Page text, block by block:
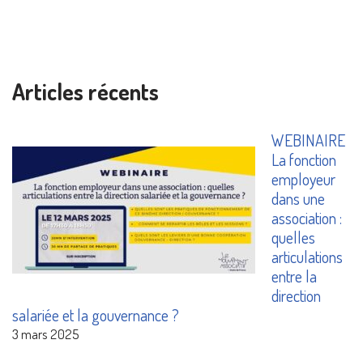
Articles récents
WEBINAIRE
La fonction
employeur
dans une
association :
quelles
articulations
entre la
direction
salariée et la gouvernance ?
3 mars 2025